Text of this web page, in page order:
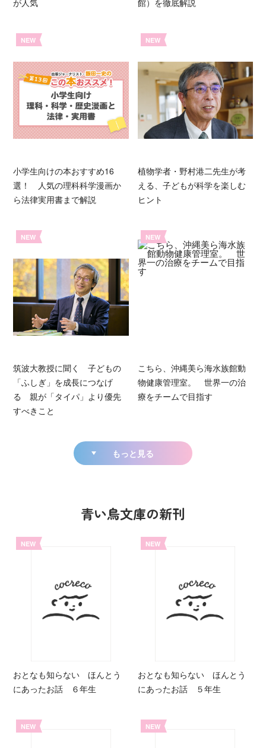
NEW
小学生向けの本おすすめ16
選！ 人気の理科科学漫画か
ら法律実用書まで解説
NEW
植物学者・野村港二先生が考
える、子どもが科学を楽しむ
ヒント
NEW
筑波大教授に聞く 子どもの
「ふしぎ」を成長につなげ
る 親が「タイパ」より優先
すべきこと
NEW
こちら、沖縄美ら海水族館動
物健康管理室。 世界一の治
療をチームで目指す
もっと見る
青い鳥文庫の新刊
NEW
おとなも知らない ほんとう
にあったお話 ６年生
NEW
おとなも知らない ほんとう
にあったお話 ５年生
NEW NEW